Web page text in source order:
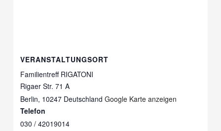
VERANSTALTUNGSORT
Familientreff RIGATONI
Rigaer Str. 71 A
Berlin, 10247 Deutschland Google Karte anzeigen
Telefon
030 / 42019014